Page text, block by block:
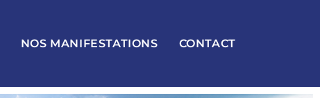
NOS MANIFESTATIONS CONTACT